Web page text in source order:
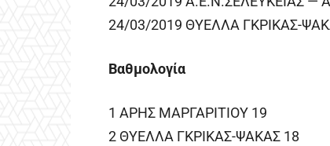
24/03/2019 ΘΥΕΛΛΑ ΓΚΡΙΚΑΣ-
Βαθμολογία
1 ΑΡΗΣ ΜΑΡΓΑΡΙΤΙΟΥ 19
2 ΘΥΕΛΛΑ ΓΚΡΙΚΑΣ-ΨΑΚΑΣ 18